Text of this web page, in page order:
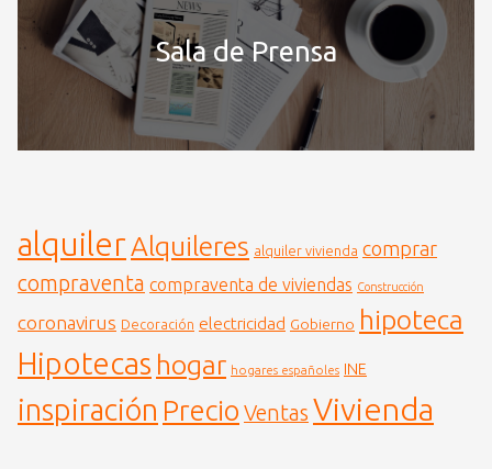
Sala de Prensa
alquilerAlquileres alquiler vivienda comprar
compraventa compraventa de viviendas Construcción
coronavirus Decoración electricidad Gobierno hipoteca
Hipotecas hogar hogares españoles INE
inspiración Precio Ventas Vivienda